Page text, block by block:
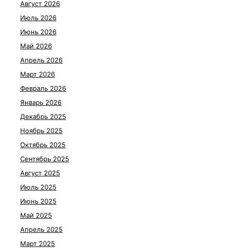
Август 2026
Июль 2026
Июнь 2026
Май 2026
Апрель 2026
Март 2026
Февраль 2026
Январь 2026
Декабрь 2025
Ноябрь 2025
Октябрь 2025
Сентябрь 2025
Август 2025
Июль 2025
Июнь 2025
Май 2025
Апрель 2025
Март 2025